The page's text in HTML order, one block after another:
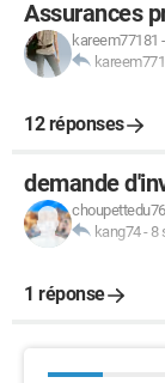
Assurances
kareem77181 -
12 réponses
demande
choupettedu76
kang74- 8
1 réponse